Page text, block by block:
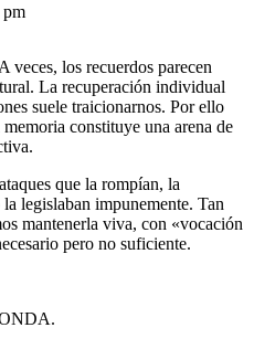
pm
veces, los recuerdos parecen
La recuperación individual
suele traicionarnos. Por ello
constituye una arena de
que la rompían, la
legislaban impunemente. Tan
mantenerla viva, con «vocación
pero no suficiente.